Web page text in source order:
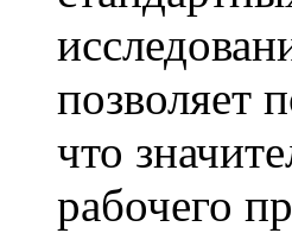
позволяет
что
рабочего